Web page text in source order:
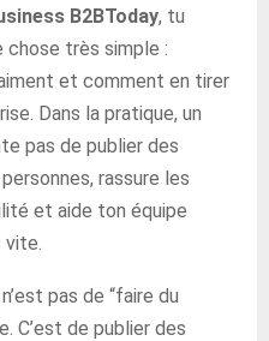
B2BToday, tu
chose très simple :
et comment en tirer
Dans la pratique, un
pas de publier des
rassure les
et aide ton équipe
vite.
pas de “faire du
C’est de publier des